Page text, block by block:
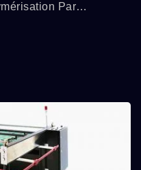
Par
À Haute Efficacité....